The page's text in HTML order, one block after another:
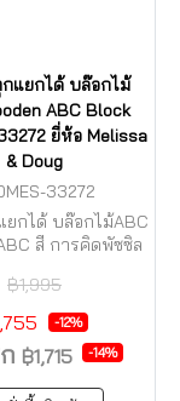
แยกได้ บล๊อกไม้
ABC Block
ยี่ห้อ Melissa
& Doug
33272
กได้ บล๊อกไม้ABC
สี การคิดพัซซิล
อย่างครบ
฿1,995
-12%
฿1,715 -14%